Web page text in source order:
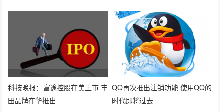
科技晚报：富途控股在美上市 丰
田品牌在华推出
QQ再次推出注销功能 使用QQ的
时代即将过去